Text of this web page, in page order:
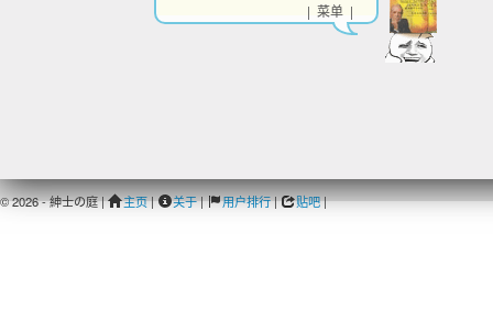
© 2026 - 紳士の庭 | 主页| 关于| 用户排行| 贴吧|
| 菜单 |